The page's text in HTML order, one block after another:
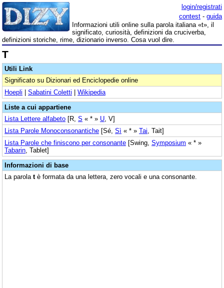
login/registrati
contest - guida
Informazioni utili online sulla parola italiana «t», il
significato, curiosità, definizioni da cruciverba,
definizioni storiche, rime, dizionario inverso. Cosa vuol dire.
T
Utili Link
Significato su Dizionari ed Enciclopedie online
Hoepli | Sabatini Coletti | Wikipedia
Liste a cui appartiene
Lista Lettere alfabeto [R, S « * » U , V]
Lista Parole Monoconsonantiche [Sé, Sì « * » Tai , Tait]
Lista Parole che finiscono per consonante [Swing, Symposium « * »
Tabarin , Tablet]
Informazioni di base
La parola tè formata da una lettera, zero vocali e una consonante.